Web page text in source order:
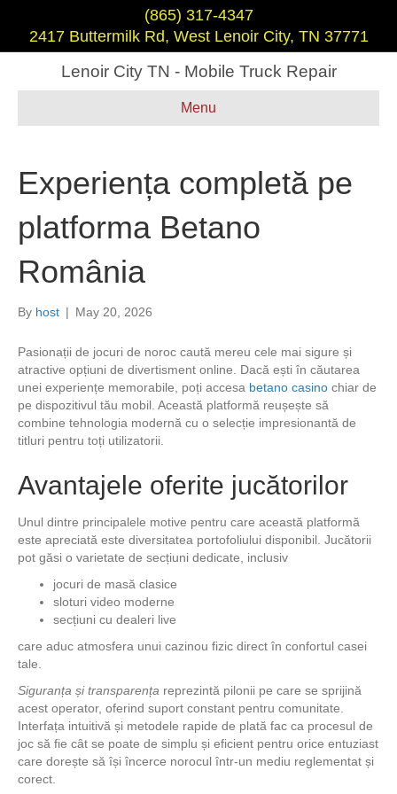
(865) 317-4347
2417 Buttermilk Rd, West Lenoir City, TN 37771
Lenoir City TN - Mobile Truck Repair
Menu
Experiența completă pe
platforma Betano
România
By host | May 20, 2026
Pasionații de jocuri de noroc caută mereu cele mai sigure și
atractive opțiuni de divertisment online. Dacă ești în căutarea
unei experiențe memorabile, poți accesa betano casino chiar de
pe dispozitivul tău mobil. Această platformă reușește să
combine tehnologia modernă cu o selecție impresionantă de
titluri pentru toți utilizatorii.
Avantajele oferite jucătorilor
Unul dintre principalele motive pentru care această platformă
este apreciată este diversitatea portofoliului disponibil. Jucătorii
pot găsi o varietate de secțiuni dedicate, inclusiv
jocuri de masă clasice
sloturi video moderne
secțiuni cu dealeri live
care aduc atmosfera unui cazinou fizic direct în confortul casei
tale.
Siguranța și transparența reprezintă pilonii pe care se sprijină
acest operator, oferind suport constant pentru comunitate.
Interfața intuitivă și metodele rapide de plată fac ca procesul de
joc să fie cât se poate de simplu și eficient pentru orice entuziast
care dorește să își încerce norocul într-un mediu reglementat și
corect.